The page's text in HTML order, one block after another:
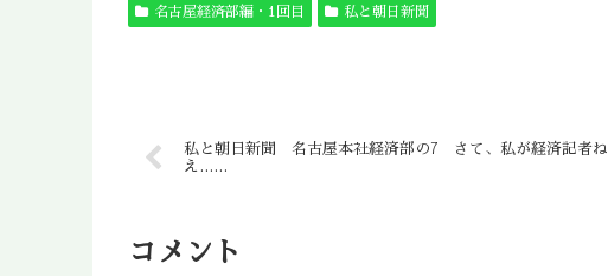
名古屋経済部編・1回目 私と朝日新聞
私と朝日新聞 名古屋本社経済部の7 さて、私が経済記者ね
え……
コメント